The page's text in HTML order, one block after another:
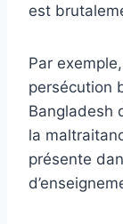
est
Par
persécution
Bangladesh
la
présente